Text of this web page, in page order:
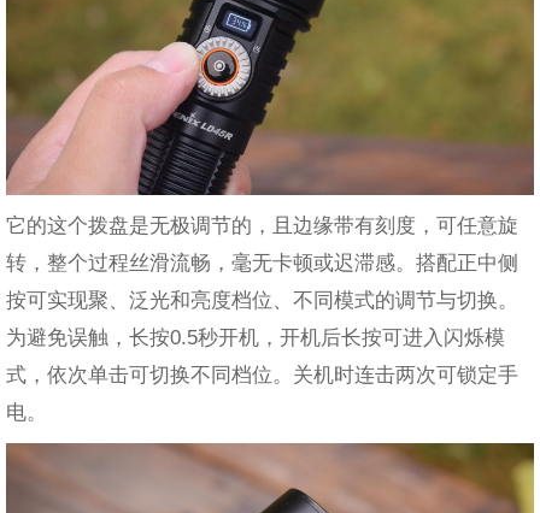
它的这个拨盘是无极调节的，且边缘带有刻度，可任意旋
转，整个过程丝滑流畅，毫无卡顿或迟滞感。搭配正中侧
按可实现聚、泛光和亮度档位、不同模式的调节与切换。
为避免误触，长按0.5秒开机，开机后长按可进入闪烁模
式，依次单击可切换不同档位。关机时连击两次可锁定手
电。